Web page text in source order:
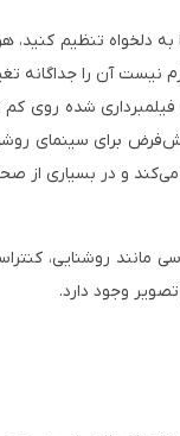
لازم نیست آن را
فیلمبرداری شده
برای سینمای
می‌کند و در بسیاری از
مانند روشنایی،
وجود دارد.